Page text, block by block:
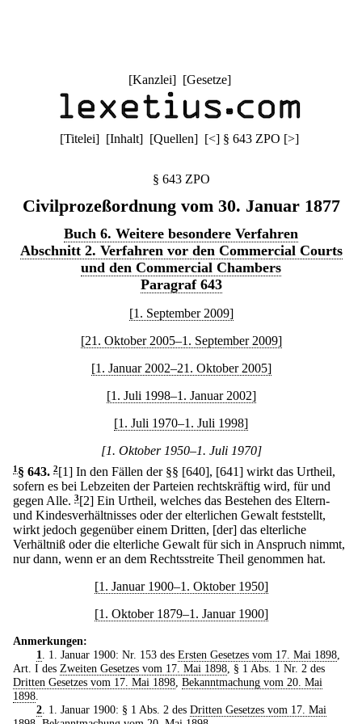
[Kanzlei] [Gesetze]
[Titelei] [Inhalt] [Quellen] [<] § 643 ZPO [>]
§ 643 ZPO
Civilprozeßordnung vom 30. Januar 1877
Buch 6. Weitere besondere Verfahren
Abschnitt 2. Verfahren vor den Commercial Courts
und den Commercial Chambers
Paragraf 643
[1. September 2009]
[21. Oktober 2005–1. September 2009]
[1. Januar 2002–21. Oktober 2005]
[1. Juli 1998–1. Januar 2002]
[1. Juli 1970–1. Juli 1998]
[1. Oktober 1950–1. Juli 1970]
1 § 643. 2[1] In den Fällen der §§ [640], [641] wirkt das Urtheil,
sofern es bei Lebzeiten der Parteien rechtskräftig wird, für und
gegen Alle. 3[2] Ein Urtheil, welches das Bestehen des Eltern-
und Kindesverhältnisses oder der elterlichen Gewalt feststellt,
wirkt jedoch gegenüber einem Dritten, [der] das elterliche
Verhältniß oder die elterliche Gewalt für sich in Anspruch nimmt,
nur dann, wenn er an dem Rechtsstreite Theil genommen hat.
[1. Januar 1900–1. Oktober 1950]
[1. Oktober 1879–1. Januar 1900]
Anmerkungen:
1
. 1. Januar 1900: Nr. 153 des Ersten Gesetzes vom 17. Mai 1898,
Art. I des Zweiten Gesetzes vom 17. Mai 1898 , § 1 Abs. 1 Nr. 2 des
Dritten Gesetzes vom 17. Mai 1898 Bekanntmachung vom 20. Mai
1898
2. 1. Januar 1900: § 1 Abs. 2 des Dritten Gesetzes vom 17. Mai